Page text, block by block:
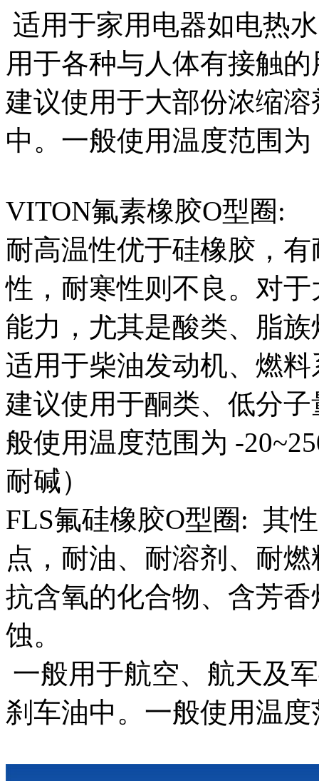
适用于家用电器如电热
用于各种与人体有接触
建议使用于大部份浓缩
中。一般使用温度范围
VITON氟素橡胶O型圈:
耐高温性优于硅橡胶，
性，耐寒性则不良。对
能力，尤其是酸类、脂
适用于柴油发动机、燃
建议使用于酮类、低分
般使用温度范围为 -
耐碱）
FLS氟硅橡胶O型圈: 其
点，耐油、耐溶剂、耐
抗含氧的化合物、含芳
蚀。
一般用于航空、航天及
刹车油中。一般使用温